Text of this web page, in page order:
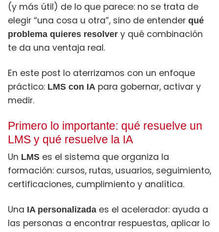
(y más útil) de lo que parece: no se trata de
elegir “una cosa u otra”, sino de entender qué
problema quieres resolver y qué combinación
te da una ventaja real.
En este post lo aterrizamos con un enfoque
práctico: LMS con IA para gobernar, activar y
medir.
Primero lo importante: qué resuelve un
LMS y qué resuelve la IA
Un LMS es el sistema que organiza la
formación: cursos, rutas, usuarios, seguimiento,
certificaciones, cumplimiento y analítica.
Una IA personalizada es el acelerador: ayuda a
las personas a encontrar respuestas, aplicar lo